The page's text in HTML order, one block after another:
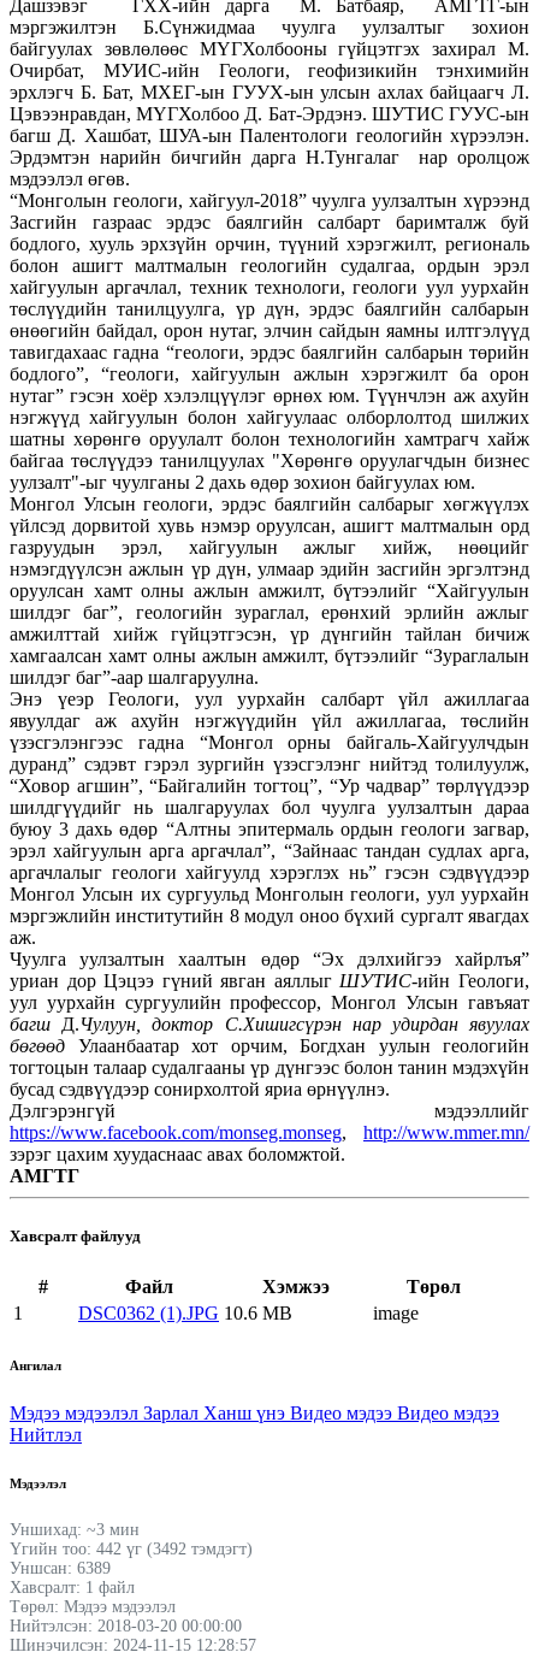
Дашзэвэг ГХХ-ийн дарга М. Батбаяр, АМГТГ-ын
мэргэжилтэн Б.Сүнжидмаа чуулга уулзалтыг зохион
байгуулах зөвлөлөөс МҮГХолбооны гүйцэтгэх захирал М.
Очирбат, МУИС-ийн Геологи, геофизикийн тэнхимийн
эрхлэгч Б. Бат, МХЕГ-ын ГУУХ-ын улсын ахлах байцаагч Л.
Цэвээнравдан, МҮГХолбоо Д. Бат-Эрдэнэ. ШУТИС ГУУС-ын
багш Д. Хашбат, ШУА-ын Палентологи геологийн хүрээлэн.
Эрдэмтэн нарийн бичгийн дарга Н.Тунгалаг нар оролцож
мэдээлэл өгөв.
“Монголын геологи, хайгуул-2018” чуулга уулзалтын хүрээнд
Засгийн газраас эрдэс баялгийн салбарт баримталж буй
бодлого, хууль эрхзүйн орчин, түүний хэрэгжилт, региональ
болон ашигт малтмалын геологийн судалгаа, ордын эрэл
хайгуулын аргачлал, техник технологи, геологи уул уурхайн
төслүүдийн танилцуулга, үр дүн, эрдэс баялгийн салбарын
өнөөгийн байдал, орон нутаг, элчин сайдын яамны илтгэлүүд
тавигдахаас гадна “геологи, эрдэс баялгийн салбарын төрийн
бодлого”, “геологи, хайгуулын ажлын хэрэгжилт ба орон
нутаг” гэсэн хоёр хэлэлцүүлэг өрнөх юм. Түүнчлэн аж ахуйн
нэгжүүд хайгуулын болон хайгуулаас олборлолтод шилжих
шатны хөрөнгө оруулалт болон технологийн хамтрагч хайж
байгаа төслүүдээ танилцуулах "Хөрөнгө оруулагчдын бизнес
уулзалт"-ыг чуулганы 2 дахь өдөр зохион байгуулах юм.
Монгол Улсын геологи, эрдэс баялгийн салбарыг хөгжүүлэх
үйлсэд дорвитой хувь нэмэр оруулсан, ашигт малтмалын орд
газруудын эрэл, хайгуулын ажлыг хийж, нөөцийг
нэмэгдүүлсэн ажлын үр дүн, улмаар эдийн засгийн эргэлтэнд
оруулсан хамт олны ажлын амжилт, бүтээлийг “Хайгуулын
шилдэг баг”, геологийн зураглал, ерөнхий эрлийн ажлыг
амжилттай хийж гүйцэтгэсэн, үр дүнгийн тайлан бичиж
хамгаалсан хамт олны ажлын амжилт, бүтээлийг “Зураглалын
шилдэг баг”-аар шалгаруулна.
Энэ үеэр Геологи, уул уурхайн салбарт үйл ажиллагаа
явуулдаг аж ахуйн нэгжүүдийн үйл ажиллагаа, төслийн
үзэсгэлэнгээс гадна “Монгол орны байгаль-Хайгуулчдын
дуранд” сэдэвт гэрэл зургийн үзэсгэлэнг нийтэд толилуулж,
“Ховор агшин”, “Байгалийн тогтоц”, “Ур чадвар” төрлүүдээр
шилдгүүдийг нь шалгаруулах бол чуулга уулзалтын дараа
буюу 3 дахь өдөр “Алтны эпитермаль ордын геологи загвар,
эрэл хайгуулын арга аргачлал”, “Зайнаас тандан судлах арга,
аргачлалыг геологи хайгуулд хэрэглэх нь” гэсэн сэдвүүдээр
Монгол Улсын их сургуульд Монголын геологи, уул уурхайн
мэргэжлийн институтийн 8 модул оноо бүхий сургалт явагдах
аж.
Чуулга уулзалтын хаалтын өдөр “Эх дэлхийгээ хайрлъя”
уриан дор Цэцээ гүний явган аяллыгШУТИС-ийн Геологи,
уул уурхайн сургуулийн профессор, Монгол Улсын гавъяат
багшД.Чулуун, доктор С.Хишигсүрэн нар удирдан явуулах
бөгөөд Улаанбаатар хот орчим, Богдхан уулын геологийн
тогтоцын талаар судалгааны үр дүнгээс болон танин мэдэхүйн
бусад сэдвүүдээр сонирхолтой яриа өрнүүлнэ.
Дэлгэрэнгүй мэдээллийг
https://www.facebook.com/monseg.monseg, http://www.mmer.mn/
зэрэг цахим хуудаснаас авах боломжтой.
АМГТГ
Хавсралт файлууд
# Файл Хэмжээ
Төрөл
1
DSC0362 (1).JPG 10.6 MB image
Ангилал
Мэдээ мэдээлэл Зарлал Ханш үнэ Видео мэдээ Видео мэдээ
Нийтлэл
Мэдээлэл
Уншихад: ~3 мин
Үгийн тоо: 442 үг (3492 тэмдэгт)
Уншсан: 6389
Хавсралт: 1 файл
Төрөл: Мэдээ мэдээлэл
Нийтэлсэн: 2018-03-20 00:00:00
Шинэчилсэн: 2024-11-15 12:28:57